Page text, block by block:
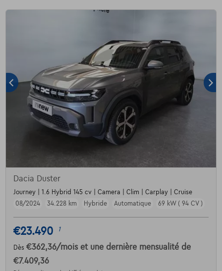
Dacia Duster
Journey | 1.6 Hybrid 145 cv | Camera | Clim | Carplay | Cruise
08/2024
34.228 km Hybride Automatique 69 kW ( 94 CV )
€23.490 1
Dès €362,36/mois et une dernière mensualité de
€7.409,36